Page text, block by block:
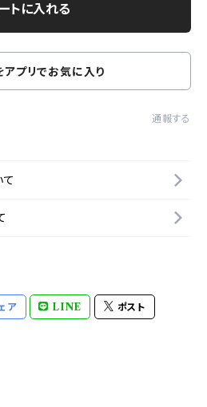
トに入れる
アプリでお気に入り
通報する
ア LINE ポスト